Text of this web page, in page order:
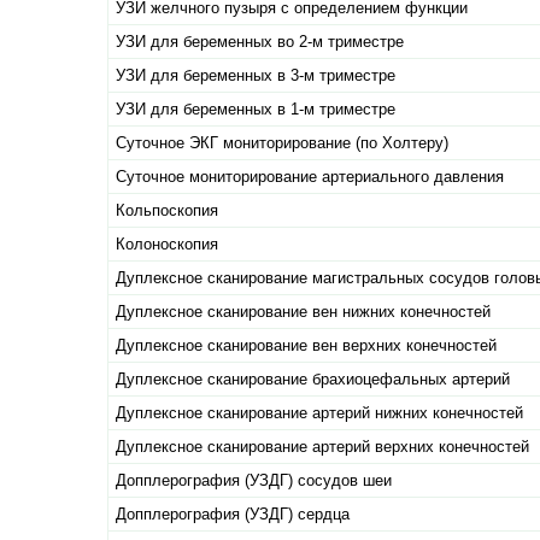
УЗИ желчного пузыря с определением функции
УЗИ для беременных во 2-м триместре
УЗИ для беременных в 3-м триместре
УЗИ для беременных в 1-м триместре
Суточное ЭКГ мониторирование (по Холтеру)
Суточное мониторирование артериального давления
Кольпоскопия
Колоноскопия
Дуплексное сканирование магистральных сосудов
Дуплексное сканирование вен нижних конечностей
Дуплексное сканирование вен верхних конечностей
Дуплексное сканирование брахиоцефальных артерий
Дуплексное сканирование артерий нижних конечностей
Дуплексное сканирование артерий верхних конечностей
Допплерография (УЗДГ) сосудов шеи
Допплерография (УЗДГ) сердца